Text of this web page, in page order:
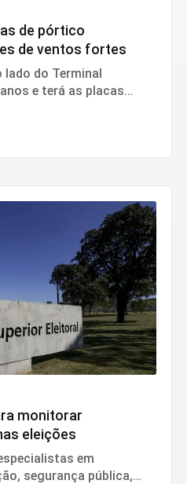
de pórtico
de ventos fortes
do Terminal
e terá as placas
de segurança
monitorar
eleições
em
segurança pública,